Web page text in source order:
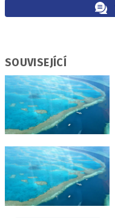
SOUVISEJÍCÍ